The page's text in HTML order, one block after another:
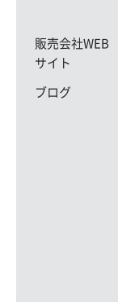
販売会社WEB
サイト
ブログ